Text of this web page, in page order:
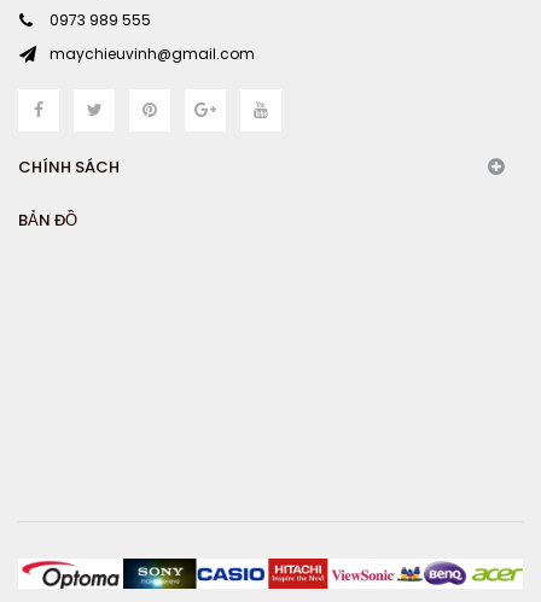
0973 989 555
maychieuvinh@gmail.com
CHÍNH SÁCH
BẢN ĐỒ